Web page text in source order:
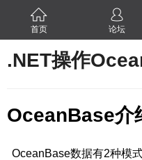
首页 论坛
.NET操作
OceanBase介
OceanBase数据有2种模